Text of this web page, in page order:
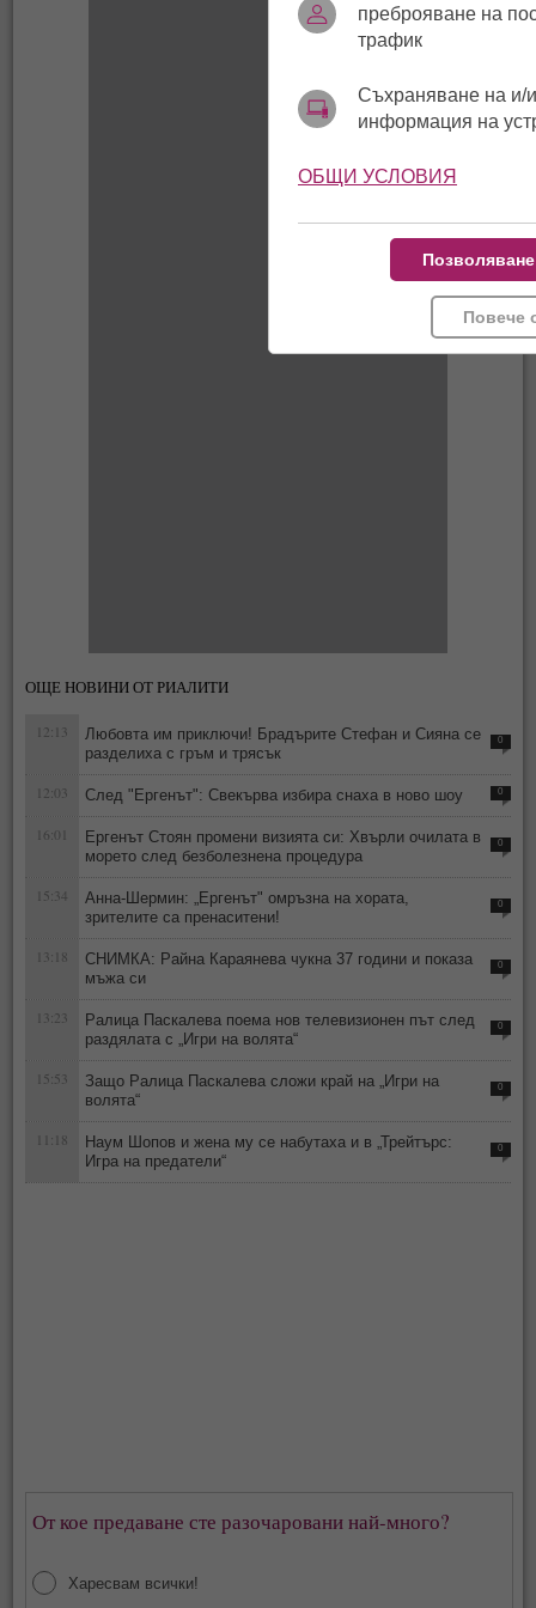
ОЩЕ НОВИНИ ОТ РИАЛИТИ
12:13
Любовта им приключи! Брадърите Стефан и Сияна се
разделиха с гръм и трясък
0
12:03 След "Ергенът": Свекърва избира снаха в ново шоу 0
16:01
Ергенът Стоян промени визията си: Хвърли очилата в
морето след безболезнена процедура
0
15:34
Анна-Шермин: „Ергенът" омръзна на хората,
зрителите са пренаситени!
0
13:18
СНИМКА: Райна Караянева чукна 37 години и показа
мъжа си
0
13:23
Ралица Паскалева поема нов телевизионен път след
раздялата с „Игри на волята“
0
15:53
Защо Ралица Паскалева сложи край на „Игри на
волята“
0
11:18
Наум Шопов и жена му се набутаха и в „Трейтърс:
Игра на предатели“
0
От кое предаване сте разочаровани най-много?
Харесвам всички!
преброяване на
трафик
Съхраняване на и/
информация на
ОБЩИ УСЛОВИЯ
Повече